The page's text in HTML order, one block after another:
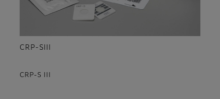
CRP-SIII
CRP-S III